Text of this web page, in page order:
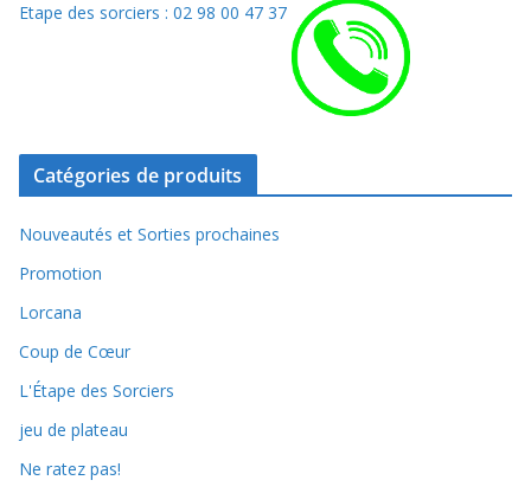
Etape des sorciers : 02 98 00 47 37
Catégories de produits
Nouveautés et Sorties prochaines
Promotion
Lorcana
Coup de Cœur
L'Étape des Sorciers
jeu de plateau
Ne ratez pas!